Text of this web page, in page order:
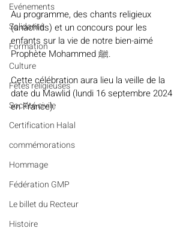
Evénements
Solidarité
Formation
Culture
Fêtes religieuses
Société civile
Certification Halal
commémorations
Hommage
Fédération GMP
Le billet du Recteur
Histoire
Au programme, des chants religieux
(anachids) et un concours pour les
enfants sur la vie de notre bien-aimé
Prophète Mohammed ﷺ.
Cette célébration aura lieu la veille de la
date du Mawlid (lundi 16 septembre 2024
en France).